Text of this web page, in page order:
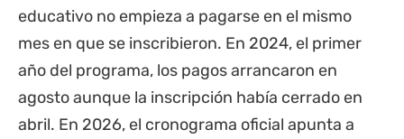
educativo no empieza a pagarse en el mismo
mes en que se inscribieron. En 2024, el primer
año del programa, los pagos arrancaron en
agosto aunque la inscripción había cerrado en
abril. En 2026, el cronograma oficial apunta a